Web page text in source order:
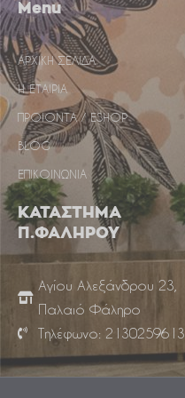
Menu
ΑΡΧΙΚΗ ΣΕΛΙΔΑ
Η ΕΤΑΙΡΙΑ
ΠΡΟΙΟΝΤΑ / ESHOP
BLOG
ΕΠΙΚΟΙΝΩΝΙΑ
ΚΑΤΑΣΤΗΜΑ
Π.ΦΑΛΗΡΟΥ
Αγίου Αλεξάνδρου 23,
Παλαιό Φάληρο
Τηλέφωνο: 2130259613